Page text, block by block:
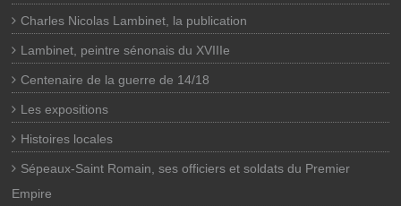
Charles Nicolas Lambinet, la publication
Lambinet, peintre sénonais du XVIIIe
Centenaire de la guerre de 14/18
Les expositions
Histoires locales
Sépeaux-Saint Romain, ses officiers et soldats du Premier
Empire